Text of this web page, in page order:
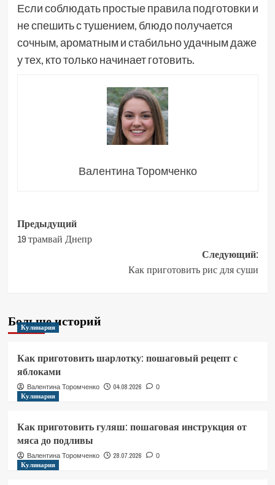
Если соблюдать простые правила подготовки и
не спешить с тушением, блюдо получается
сочным, ароматным и стабильно удачным даже
у тех, кто только начинает готовить.
Валентина Торомченко
Навигация
записи
Предыдущий
19 трамвай Днепр
Следующий:
Как приготовить рис для суши
Больше историй
Кулинария
Как приготовить шарлотку: пошаговый рецепт с
яблоками
Валентина Торомченко 04.08.2026 0
Кулинария
Как приготовить гуляш: пошаговая инструкция от
мяса до подливы
Валентина Торомченко 28.07.2026 0
Кулинария